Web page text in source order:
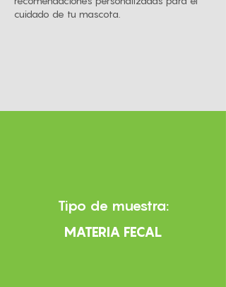
cuidado de tu mascota.
Tipo de muestra:
MATERIA FECAL